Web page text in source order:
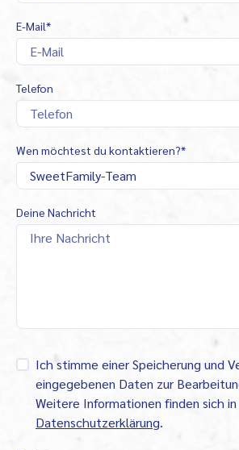
E-Mail*
Telefon
Wen möchtest du kontaktieren?*
Deine Nachricht
Ich stimme einer Speicherung und
eingegebenen Daten zur
Weitere Informationen finden sich
Datenschutzerklärung.